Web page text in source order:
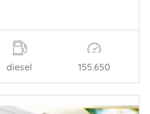
diesel 155.650